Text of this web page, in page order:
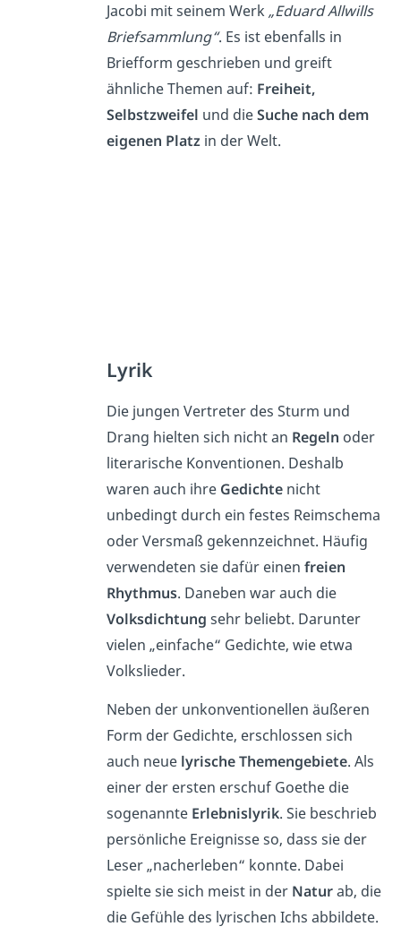
Jacobi mit seinem Werk„Eduard Allwills
Briefsammlung“. Es ist ebenfalls in
Briefform geschrieben und greift
ähnliche Themen auf: Freiheit,
Selbstzweifel und dieSuche nach dem
eigenen Platz in der Welt.
Lyrik
Die jungen Vertreter des Sturm und
Drang hielten sich nicht an Regeln oder
literarische Konventionen. Deshalb
waren auch ihre Gedichte nicht
unbedingt durch ein festes Reimschema
oder Versmaß gekennzeichnet. Häufig
verwendeten sie dafür einenfreien
Rhythmus. Daneben war auch die
Volksdichtung sehr beliebt. Darunter
vielen „einfache“ Gedichte, wie etwa
Volkslieder.
Neben der unkonventionellen äußeren
Form der Gedichte, erschlossen sich
auch neue lyrische Themengebiete. Als
einer der ersten erschuf Goethe die
sogenannte Erlebnislyrik. Sie beschrieb
persönliche Ereignisse so, dass sie der
Leser „nacherleben“ konnte. Dabei
spielte sie sich meist in der Naturab, die
die Gefühle des lyrischen Ichs abbildete.